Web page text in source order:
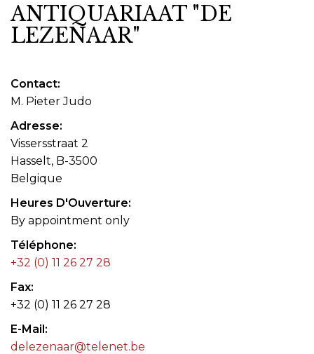
ANTIQUARIAAT "DE
LEZENAAR"
Contact
M. Pieter Judo
Adresse
Vissersstraat 2
Hasselt, B-3500
Belgique
Heures D'Ouverture
By appointment only
Téléphone
+32 (0) 11 26 27 28
Fax
+32 (0) 11 26 27 28
E-Mail
delezenaar@telenet.be